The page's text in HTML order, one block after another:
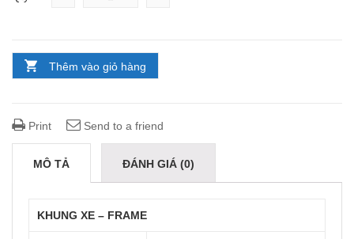
Thêm vào giỏ hàng
Print Send to a friend
MÔ TẢ ĐÁNH GIÁ (0)
KHUNG XE – FRAME